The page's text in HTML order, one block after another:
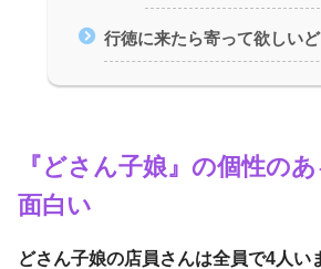
行徳に来たら寄って欲しい
『どさん子娘』の個性の
面白い
どさん子娘の店員さんは全員で4人い